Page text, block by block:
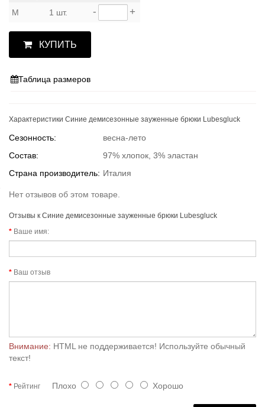
M
1 шт. - +
КУПИТЬ
Таблица размеров
Характеристики Синие демисезонные зауженные брюки Lubesgluck
Сезонность:
весна-лето
Состав:
97% хлопок, 3% эластан
Страна производитель: Италия
Нет отзывов об этом товаре.
Отзывы к Синие демисезонные зауженные брюки Lubesgluck
Ваше имя:
Ваш отзыв
Внимание: HTML не поддерживается! Используйте обычный
текст!
Рейтинг Плохо Хорошо